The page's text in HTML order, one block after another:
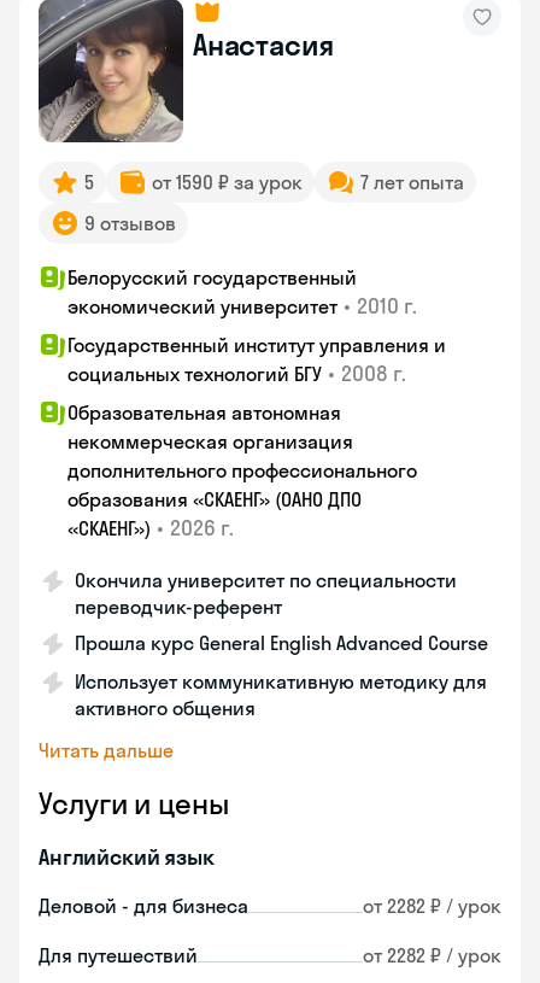
Анастасия
5 от 1590 ₽ за урок
7 лет опыта
9 отзывов
Белорусский государственный
экономический университет • 2010 г.
Государственный институт управления и
социальных технологий БГУ • 2008 г.
Образовательная автономная
некоммерческая организация
дополнительного профессионального
образования «СКАЕНГ» (ОАНО ДПО
«СКАЕНГ») • 2026 г.
Окончила университет по специальности
переводчик-референт
Прошла курс General English Advanced Course
Использует коммуникативную методику для
активного общения
Читать дальше
Услуги и цены
Английский язык
Деловой - для бизнеса от 2282 ₽ / урок
Для путешествий от 2282 ₽ / урок